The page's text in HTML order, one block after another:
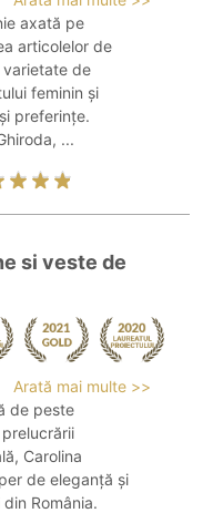
axată pe
articolelor de
de
feminin și
preferințe.
...
si veste de
Arată mai multe >>
de peste
Carolina
de eleganță și
România.